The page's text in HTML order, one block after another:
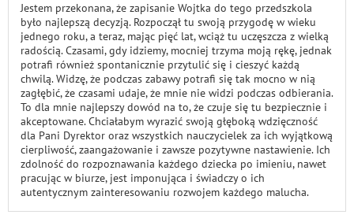
Jestem przekonana, że zapisanie Wojtka do tego przedszkola
było najlepszą decyzją. Rozpoczął tu swoją przygodę w wieku
jednego roku, a teraz, mając pięć lat, wciąż tu uczęszcza z wielką
radością. Czasami, gdy idziemy, mocniej trzyma moją rękę, jednak
potrafi również spontanicznie przytulić się i cieszyć każdą
chwilą. Widzę, że podczas zabawy potrafi się tak mocno w nią
zagłębić, że czasami udaje, że mnie nie widzi podczas odbierania.
To dla mnie najlepszy dowód na to, że czuje się tu bezpiecznie i
akceptowane. Chciałabym wyrazić swoją głęboką wdzięczność
dla Pani Dyrektor oraz wszystkich nauczycielek za ich wyjątkową
cierpliwość, zaangażowanie i zawsze pozytywne nastawienie. Ich
zdolność do rozpoznawania każdego dziecka po imieniu, nawet
pracując w biurze, jest imponująca i świadczy o ich
autentycznym zainteresowaniu rozwojem każdego malucha.